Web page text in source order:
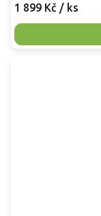
1 899 Kč / ks